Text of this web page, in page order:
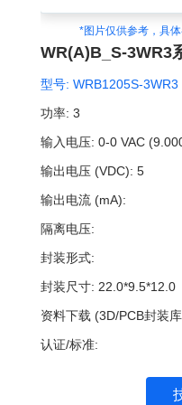
*图片仅供参考，具
WR(A)B_S-3WR3
型号: WRB1205S-3WR3
功率: 3
输入电压: 0-0 VAC
输出电压 (VDC): 5
输出电流 (mA):
隔离电压:
封装形式:
封装尺寸: 22.0*9.5*12.0
资料下载 (3D/PCB封装
认证/标准: